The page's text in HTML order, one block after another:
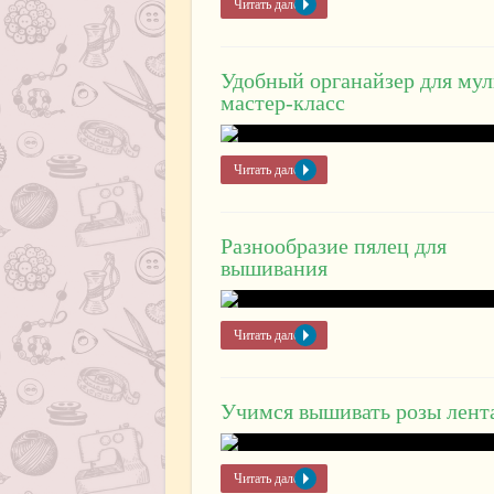
Читать далее »
Удобный органайзер для
мастер-класс
Читать далее »
Разнообразие пялец для
вышивания
Читать далее »
Учимся вышивать розы
Читать далее »